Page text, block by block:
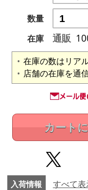
数量
在庫
通販
在庫の数はリア
店舗の在庫を通
カート
入荷情報 すべて表